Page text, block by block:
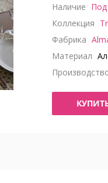
Наличие Под
Коллекция
Фабрика
Материал